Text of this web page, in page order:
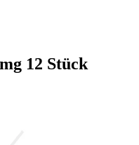
12 Stück